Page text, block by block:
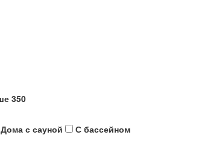
350
с сауной С бассейном